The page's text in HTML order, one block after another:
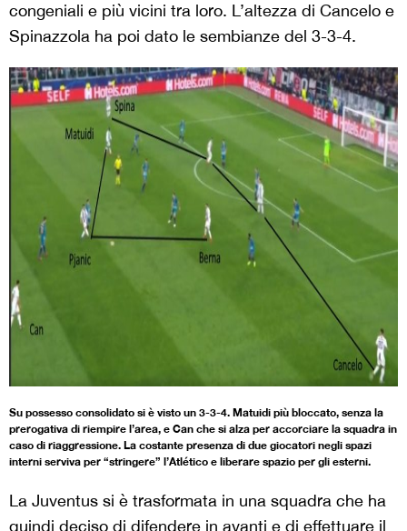
congeniali e più vicini tra loro. L’altezza di Cancelo e
Spinazzola ha poi dato le sembianze del 3-3-4.
Su possesso consolidato si è visto un 3-3-4. Matuidi più bloccato, senza la
prerogativa di riempire l’area, e Can che si alza per accorciare la squadra in
caso di riaggressione. La costante presenza di due giocatori negli spazi
interni serviva per “stringere” l’Atlético e liberare spazio per gli esterni.
La Juventus si è trasformata in una squadra che ha
quindi deciso di difendere in avanti e di effettuare il